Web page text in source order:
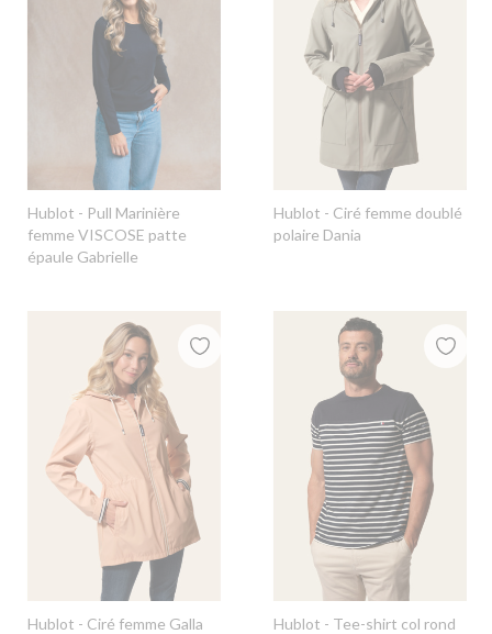
Hublot - Pull Marinière
femme VISCOSE patte
épaule Gabrielle
Hublot - Ciré femme doublé
polaire Dania
Hublot - Ciré femme Galla Hublot - Tee-shirt col rond